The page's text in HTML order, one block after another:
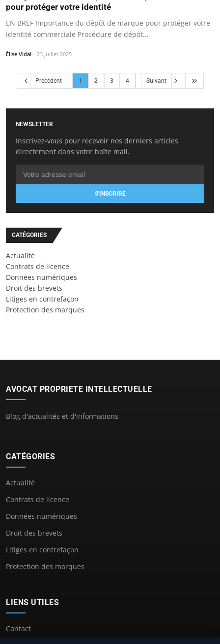
pour protéger votre identité
EN BREF Importance du dépôt de marque pour protéger votre
identité commerciale Procédure de dépôt…
Élise Vidal 23 juillet 2025
Précédent 1 2 3 4 Suivant
NEWSLETTER
Inscrivez-vous pour recevoir nos derniers articles
directement dans votre boîte mail.
S'INSCRIRE
CATÉGORIES
Actualité
Contrats de licence
Données numériques
Droit des brevets
Litiges en contrefaçon
Protection des marques
AVOCAT PROPRIETE INTELLECTUELLE
Blog d'actualités et d'informations
CATÉGORIES
Actualité
Contrats de licence
Données numériques
Droit des brevets
Litiges en contrefaçon
Protection des marques
LIENS UTILES
Contact